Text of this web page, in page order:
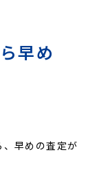
早め
早めの査定が